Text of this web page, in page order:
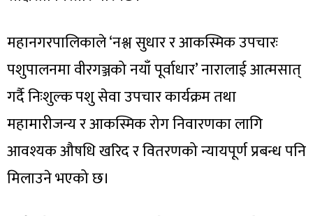
महानगरपालिकाले ‘नश्ल सुधार र आकस्मिक उपचारः
पशुपालनमा वीरगञ्जको नयाँ पूर्वाधार’ नारालाई आत्मसात्
गर्दै निःशुल्क पशु सेवा उपचार कार्यक्रम तथा
महामारीजन्य र आकस्मिक रोग निवारणका लागि
आवश्यक औषधि खरिद र वितरणको न्यायपूर्ण प्रबन्ध पनि
मिलाउने भएको छ।